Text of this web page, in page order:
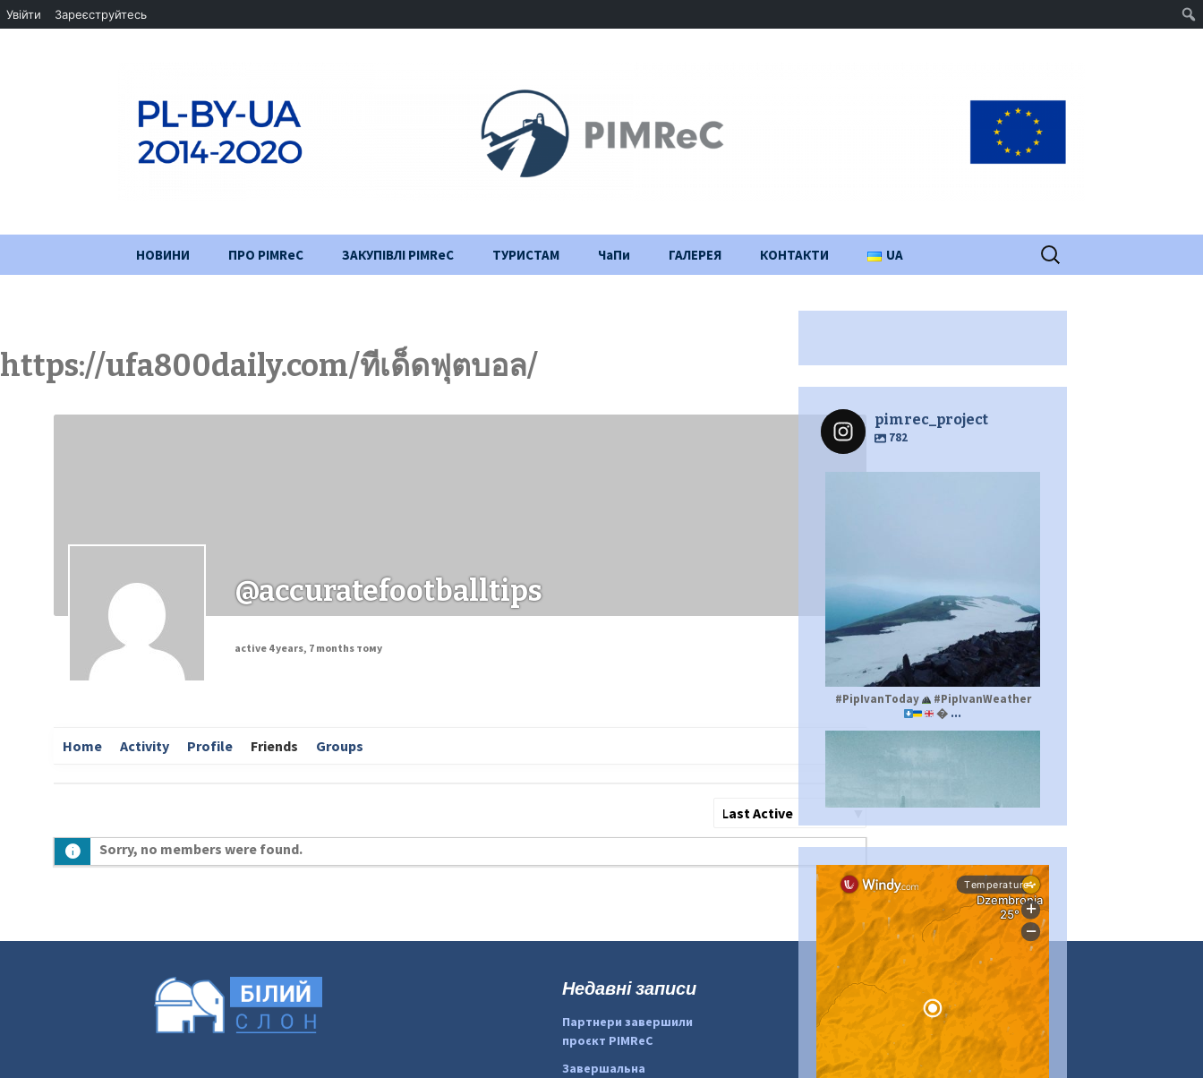
НОВИНИ ПРО PIMReC
Хід проекту
Заходи
ЗАКУПІВЛІ PIMReC ТУРИСТАМ ЧаПи ГАЛЕРЕЯ КОНТАКТИ UA Пошук:
https://ufa800daily.com/ทีเด็ดฟุตบอล/
@accuratefootballtips
active 4 years, 7 months тому
Home Activity Profile Friends Groups
Show:
Sorry, no members were found.
pimrec_project
782
#PipIvanToday
#PipIvanWeather
 ...
#PipIvanToday
#PipIvanWeather
...
pimrec_project
Недавні записи
Партнери завершили
проєкт PIMReC
Завершальна
Увійти Зареєструйтесь